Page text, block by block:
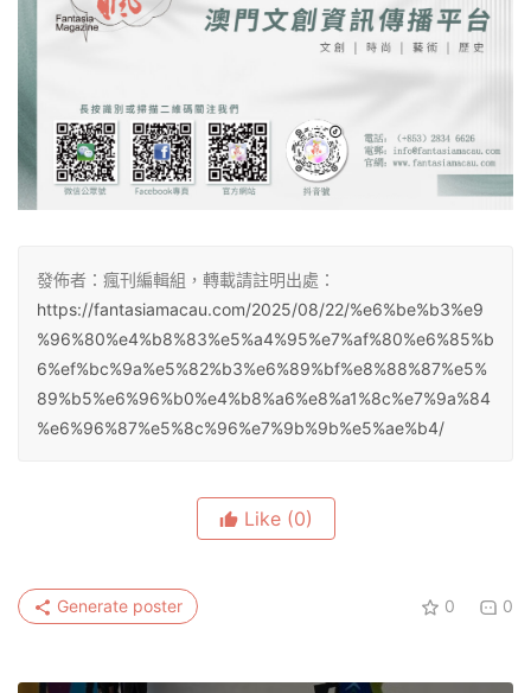
發佈者：瘋刊編輯組，轉載請註明出處：
https://fantasiamacau.com/2025/08/22/%e6%be%b3%e9
%96%80%e4%b8%83%e5%a4%95%e7%af%80%e6%85%b
6%ef%bc%9a%e5%82%b3%e6%89%bf%e8%88%87%e5%
89%b5%e6%96%b0%e4%b8%a6%e8%a1%8c%e7%9a%84
%e6%96%87%e5%8c%96%e7%9b%9b%e5%ae%b4/
Like (0)
0 0
Generate poster